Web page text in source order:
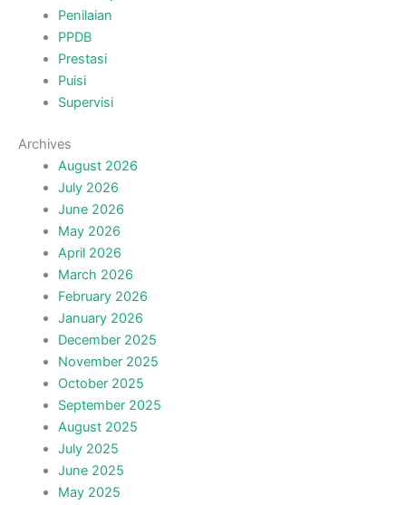
Penilaian
PPDB
Prestasi
Puisi
Supervisi
Archives
August 2026
July 2026
June 2026
May 2026
April 2026
March 2026
February 2026
January 2026
December 2025
November 2025
October 2025
September 2025
August 2025
July 2025
June 2025
May 2025